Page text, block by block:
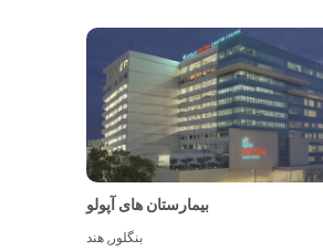
بیمارستان های آپولو
بنگلور,هند